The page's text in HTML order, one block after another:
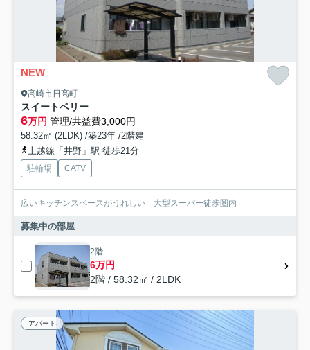
NEW
高崎市日高町
スイートベリー
6万円 管理/共益費3,000円
58.32㎡ (2LDK) /築23年 /2階建
上越線「井野」駅 徒歩21分
駐輪場 CATV
広いキッチンスペースがうれしい 大型スーパー徒歩圏内
募集中の部屋
2階
6万円
2階 / 58.32㎡ / 2LDK
アパート